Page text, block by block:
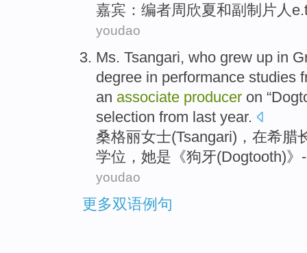
嘉宾 ： 编者周欣夏和副 制片人
youdao
Ms. Tsangari, who grew up in
degree in performance studies
an associate producer on “
selection from last year.
桑格丽女士(Tsangari)， 在希腊
学位 ， 她是 《狗牙(Dogtooth)》
youdao
更多双语例句